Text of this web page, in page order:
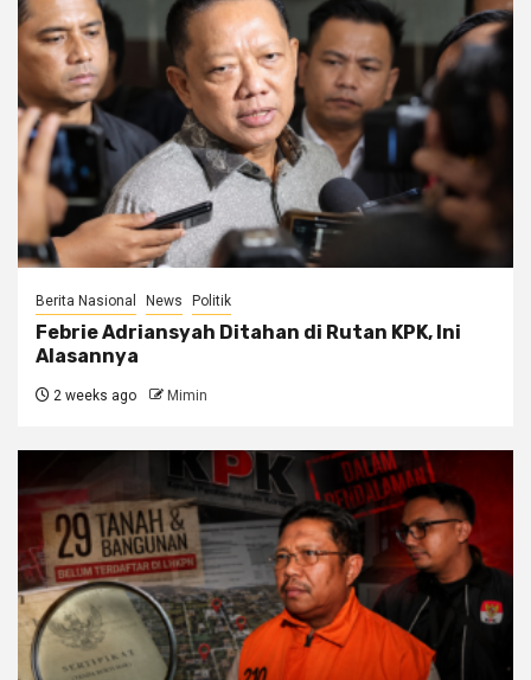
Berita Nasional News Politik
Febrie Adriansyah Ditahan di Rutan KPK, Ini
Alasannya
2 weeks ago Mimin